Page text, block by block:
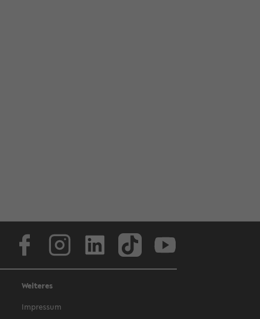
Weiteres
Impressum